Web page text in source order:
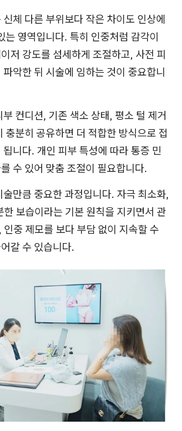
체 다른 부위보다 작은 차이도 인상에
는 영역입니다. 특히 인중처럼 감각이
저 강도를 섬세하게 조절하고, 사전 피
악한 뒤 시술에 임하는 것이 중요합니
컨디션, 기존 색소 상태, 평소 털 제거
충분히 공유하면 더 적합한 방식으로 접
니다. 개인 피부 특성에 따라 통증 민
수 있어 맞춤 조절이 필요합니다.
술만큼 중요한 과정입니다. 자극 최소화,
보습이라는 기본 원칙을 지키면서 관
인중 제모를 보다 부담 없이 지속할 수
갈 수 있습니다.